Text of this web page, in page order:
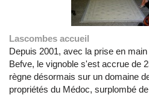
Lascombes accueil
Depuis 2001, avec la prise en
Befve, le vignoble s'est accrue de
règne désormais sur un domaine
propriétés du Médoc, surplombé